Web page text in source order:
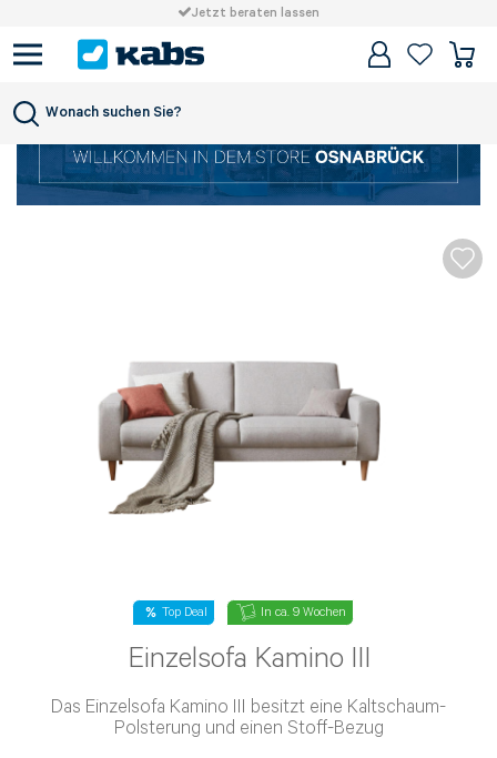
Jetzt beraten lassen
Top Deal In ca. 9 Wochen
Einzelsofa Kamino III
Das Einzelsofa Kamino III besitzt eine Kaltschaum-
Polsterung und einen Stoff-Bezug